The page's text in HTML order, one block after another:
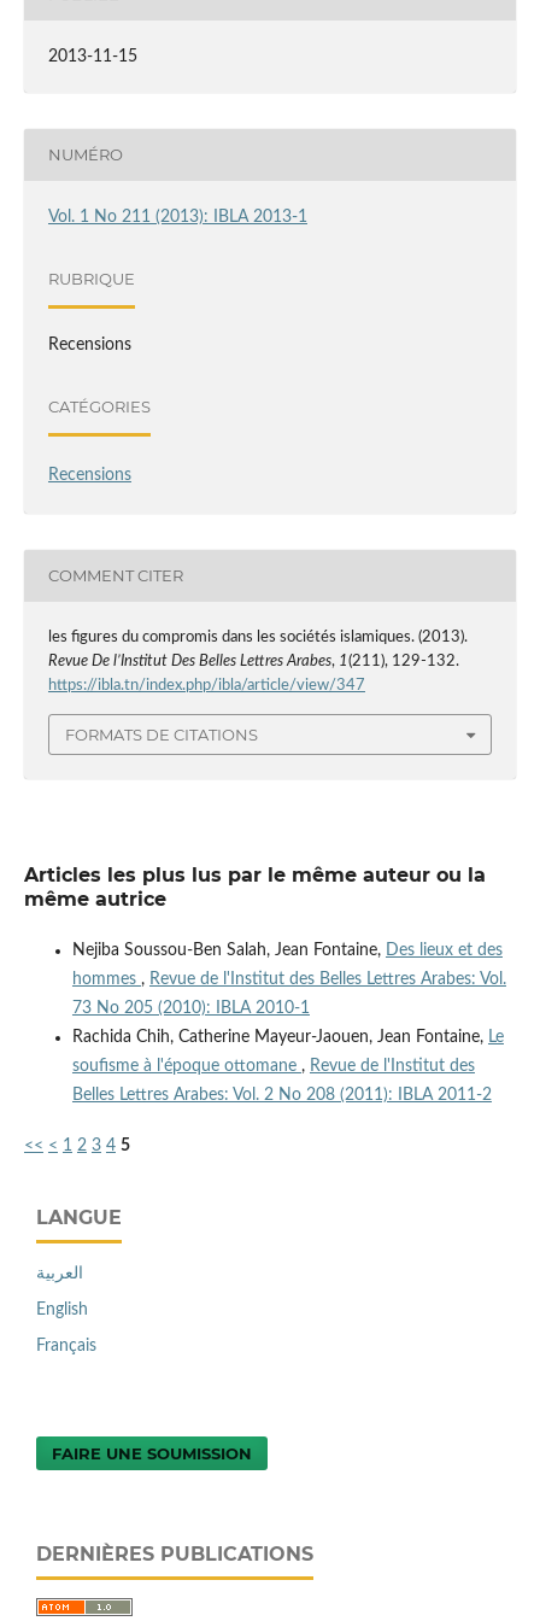
2013-11-15
NUMÉRO
Vol. 1 No 211 (2013): IBLA 2013-1
RUBRIQUE
Recensions
CATÉGORIES
Recensions
COMMENT CITER
les figures du compromis dans les sociétés islamiques. (2013).
Revue De l’Institut Des Belles Lettres Arabes, 1(211), 129-132.
https://ibla.tn/index.php/ibla/article/view/347
FORMATS DE CITATIONS
Articles les plus lus par le même auteur ou la
même autrice
Nejiba Soussou-Ben Salah, Jean Fontaine, Des lieux et des
hommes , Revue de l'Institut des Belles Lettres Arabes: Vol.
73 No 205 (2010): IBLA 2010-1
Rachida Chih, Catherine Mayeur-Jaouen, Jean Fontaine, Le
soufisme à l'époque ottomane , Revue de l'Institut des
Belles Lettres Arabes: Vol. 2 No 208 (2011): IBLA 2011-2
<< < 1 2 3 4 5
LANGUE
العربية
English
Français
FAIRE UNE SOUMISSION
DERNIÈRES PUBLICATIONS